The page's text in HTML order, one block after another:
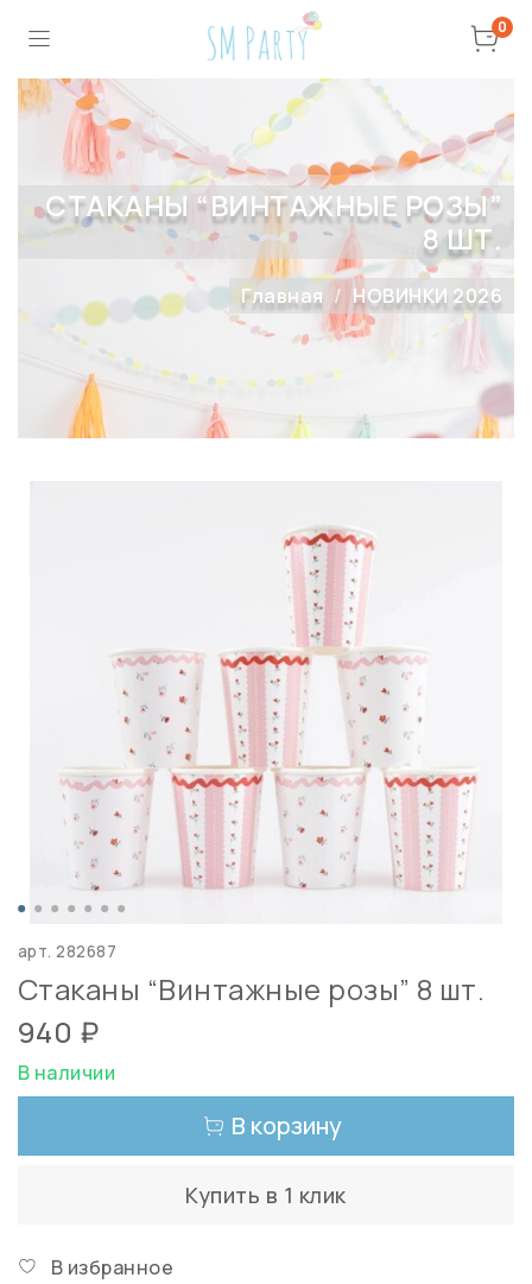
0
СТАКАНЫ “ВИНТАЖНЫЕ РОЗЫ”
8 ШТ.
Главная НОВИНКИ 2026
арт.282687
Стаканы “Винтажные розы” 8 шт.
940 ₽
В наличии
В корзину
Купить в 1 клик
В избранное